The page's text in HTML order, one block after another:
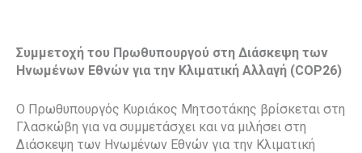
Συμμετοχή του Πρωθυπουργού στη Διάσκεψη των
Ηνωμένων Εθνών για την Κλιματική Αλλαγή (COP26)
O Πρωθυπουργός Κυριάκος Μητσοτάκης βρίσκεται στη
Γλασκώβη για να συμμετάσχει και να μιλήσει στη
Διάσκεψη των Ηνωμένων Εθνών για την Κλιματική